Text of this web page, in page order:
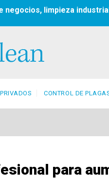
limpieza
CONTROL DE
para